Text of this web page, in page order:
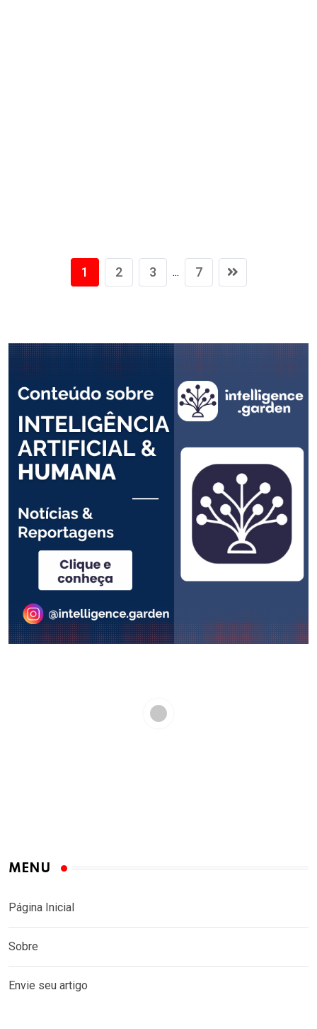
1 2 3 ... 7
MENU
Página Inicial
Sobre
Envie seu artigo